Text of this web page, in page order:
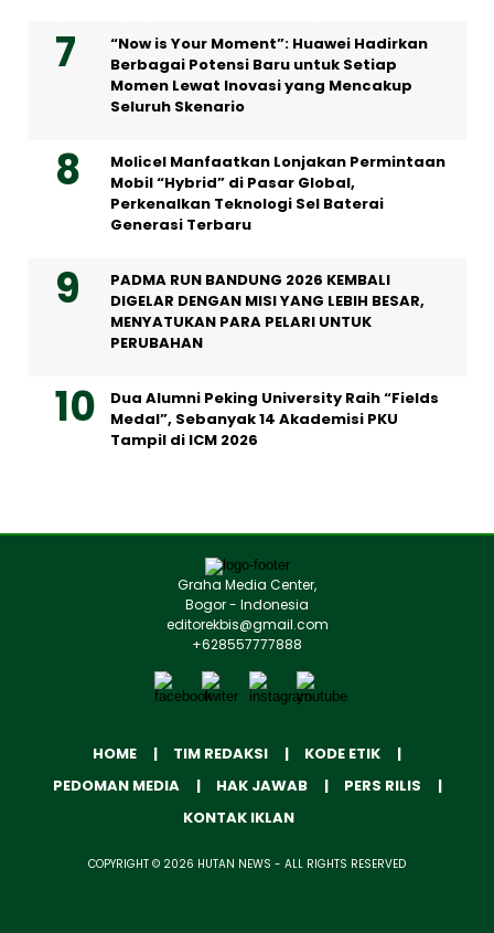
“Now is Your Moment”: Huawei Hadirkan
Berbagai Potensi Baru untuk Setiap
Momen Lewat Inovasi yang Mencakup
Seluruh Skenario
Molicel Manfaatkan Lonjakan Permintaan
Mobil “Hybrid” di Pasar Global,
Perkenalkan Teknologi Sel Baterai
Generasi Terbaru
PADMA RUN BANDUNG 2026 KEMBALI
DIGELAR DENGAN MISI YANG LEBIH BESAR,
MENYATUKAN PARA PELARI UNTUK
PERUBAHAN
Dua Alumni Peking University Raih “Fields
Medal”, Sebanyak 14 Akademisi PKU
Tampil di ICM 2026
Graha Media Center,
Bogor - Indonesia
editorekbis@gmail.com
+628557777888
HOME TIM REDAKSI
KODE ETIK
PEDOMAN MEDIA
HAK JAWAB
PERS RILIS
KONTAK IKLAN
COPYRIGHT © 2026 HUTAN NEWS - ALL RIGHTS RESERVED